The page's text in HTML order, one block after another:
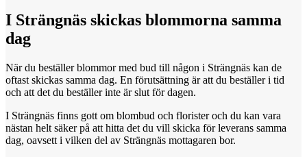
I Strängnäs skickas blommorna samma
dag
När du beställer blommor med bud till någon i Strängnäs kan de
oftast skickas samma dag. En förutsättning är att du beställer i tid
och att det du beställer inte är slut för dagen.
I Strängnäs finns gott om blombud och florister och du kan vara
nästan helt säker på att hitta det du vill skicka för leverans samma
dag, oavsett i vilken del av Strängnäs mottagaren bor.